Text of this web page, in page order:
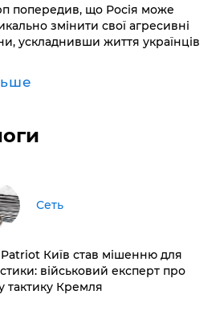
попередив, що Росія може
змінити свої агресивні
ускладнивши життя українців
Сеть
Київ став мішенню для
військовий експерт про
тактику Кремля